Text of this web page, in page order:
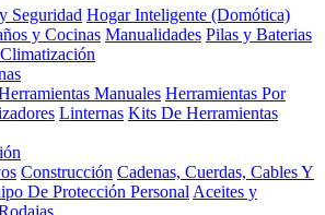
Seguridad Hogar Inteligente (Domótica)
y Cocinas Manualidades Pilas y Baterias
Climatización
Manuales Herramientas Por
Linternas Kits De Herramientas
Construcción Cadenas, Cuerdas, Cables Y
De Protección Personal Aceites y